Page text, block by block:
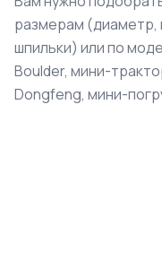
размерам (диаметр,
шпильки) или по
Boulder, мини-
Dongfeng, мини-